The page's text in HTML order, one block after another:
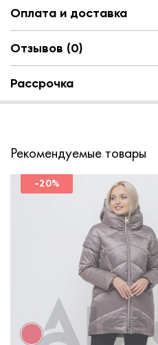
Оплата и доставка
Отзывов (0)
Рассрочка
Рекомендуемые товары
-20%